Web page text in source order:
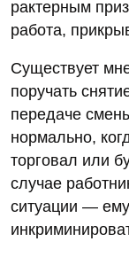
рактерным
работа,
Существует
поручать
передаче
нормально,
торговал или
случае
ситуации —